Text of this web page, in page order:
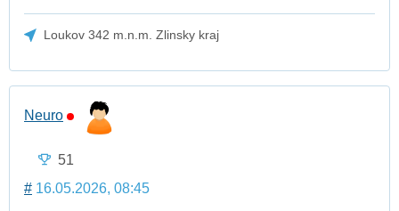
Loukov 342 m.n.m. Zlinsky kraj
Neuro
51
# 16.05.2026, 08:45